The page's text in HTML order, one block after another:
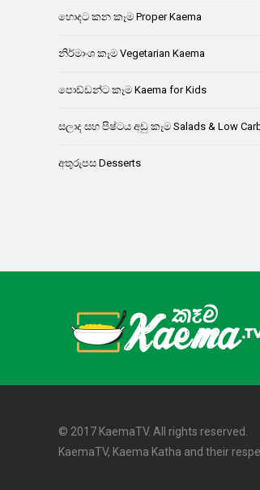
හොදට කන කෑම Proper Kaema
නිර්මාංශ කෑම Vegetarian Kaema
පොඩ්ඩන්ට කෑම Kaema for Kids
සලාද සහ පිෂ්ටය අඩු කෑම Salads & Low
අතුරුපස Desserts
© 2017 KaemaTV. All rights reserved.
KaemaTV, Kaema Katha and their